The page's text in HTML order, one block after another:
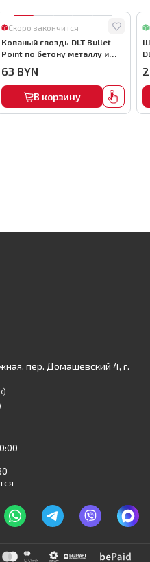
Скоро закончится
Кованый гвоздь DLT Bullet
Point по бетону металлу и
арт.0116
63 BYN
В корзину
пер. Домашевский 4, г.